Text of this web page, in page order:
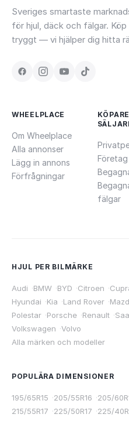
Sveriges smartaste
för hjul, däck och fälgar. Köp
tryggt — vi hjälper dig hitta
WHEELPLACE
Om Wheelplace
Alla annonser
Lägg in annons
Förfrågningar
Företag
fälgar
HJUL PER BILMÄRKE
Audi ·BMW ·BYD ·Citroen ·
Hyundai ·Kia ·Land Rover ·
Polestar ·Porsche ·Renault ·
Volkswagen ·Volvo
Alla märken och modeller
POPULÄRA DIMENSIONER
195/65R15 ·205/55R16 ·205/
215/55R17 ·225/50R17 ·225/